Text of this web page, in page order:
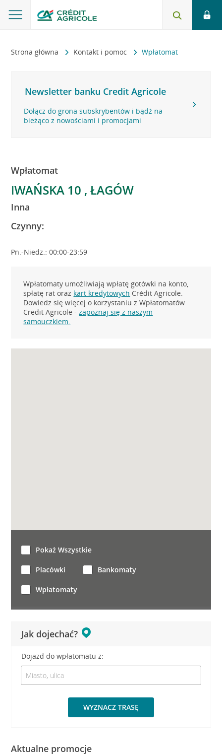
Strona główna Kontakt i pomoc Wpłatomat
Newsletter banku Credit Agricole
Dołącz do grona subskrybentów i bądź na
bieżąco z nowościami i promocjami
Wpłatomat
IWAŃSKA 10 , ŁAGÓW
Inna
Czynny:
Pn.-Niedz.: 00:00-23:59
Wpłatomaty umożliwiają wpłatę gotówki na konto,
spłatę rat oraz kart kredytowych Crédit Agricole.
Dowiedz się więcej o korzystaniu z Wpłatomatów
Credit Agricole -zapoznaj się z naszym
samouczkiem.
Jak dojechać?
Dojazd do wpłatomatu z:
WYZNACZ TRASĘ
Pokaż Wszystkie
Placówki Bankomaty
Wpłatomaty
Aktualne promocje